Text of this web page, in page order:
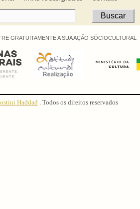
GRATUITAMENTE A SUA AÇÃO SÓCIOCULTURAL
Haddad . Todos os direitos reservados